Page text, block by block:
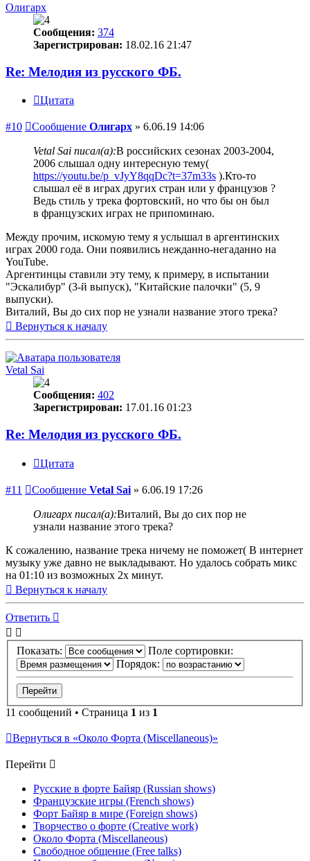
Олигарх
Сообщения: 374
Зарегистрирован: 18.02.16 21:47
Re: Мелодия из русского ФБ.
Цитата
#10 Сообщение Олигарх » 6.06.19 14:06
Vetal Sai писал(а):В российских сезонах 2003-2004,
2006 слышал одну интересную тему(
https://youtu.be/p_vJyY8qqDc?t=37m33s ).Кто-то
слышал её в играх других стран или у французов ?
Ведь стиль у трека фортовский, но что бы он был
в французских играх не припоминаю.
Между прочим, искомую тему я услышал в аргентинских
играх 2000 года. Они появились нежданно-негаданно на
YouTube.
Аргентинцы ставили эту тему, к примеру, в испытании
"Эскалибур" (3-й выпуск), "Китайские палочки" (5, 9
выпуски).
Виталий, Вы до сих пор не узнали название этого трека?
Вернуться к началу
Vetal Sai
Сообщения: 402
Зарегистрирован: 17.01.16 01:23
Re: Мелодия из русского ФБ.
Цитата
#11 Сообщение Vetal Sai » 6.06.19 17:26
Олигарх писал(а):Виталий, Вы до сих пор не
узнали название этого трека?
К сожалению, название трека ничему не поможет( В интернет
музыку уже давно не выкладывают. Но удалось собрать микс
на 01:10 из возможных 2х минут.
Вернуться к началу
Ответить
Показать:
Поле сортировки:
Порядок:
11 сообщений • Страница 1 из 1
Вернуться в «Около Форта (Miscellaneous)»
Перейти
Русские в форте Байяр (Russian shows)
Французские игры (French shows)
Форт Байяр в мире (Foreign shows)
Творчество о форте (Creative work)
Около Форта (Miscellaneous)
Свободное общение (Free talks)